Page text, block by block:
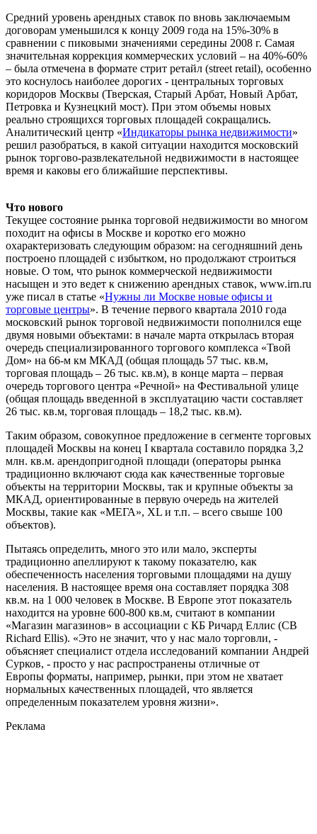
Средний уровень арендных ставок по вновь заключаемым
договорам уменьшился к концу 2009 года на 15%-30% в
сравнении с пиковыми значениями середины 2008 г. Самая
значительная коррекция коммерческих условий – на 40%-60%
– была отмечена в формате стрит ретайл (street retail), особенно
это коснулось наиболее дорогих - центральных торговых
коридоров Москвы (Тверская, Старый Арбат, Новый Арбат,
Петровка и Кузнецкий мост). При этом объемы новых
реально строящихся торговых площадей сокращались.
Аналитический центр «Индикаторы рынка недвижимости»
решил разобраться, в какой ситуации находится московский
рынок торгово-развлекательной недвижимости в настоящее
время и каковы его ближайшие перспективы.
Что нового
Текущее состояние рынка торговой недвижимости во многом
походит на офисы в Москве и коротко его можно
охарактеризовать следующим образом: на сегодняшний день
построено площадей с избытком, но продолжают строиться
новые. О том, что рынок коммерческой недвижимости
насыщен и это ведет к снижению арендных ставок, www.irn.ru
уже писал в статье «Нужны ли Москве новые офисы и
торговые центры». В течение первого квартала 2010 года
московский рынок торговой недвижимости пополнился еще
двумя новыми объектами: в начале марта открылась вторая
очередь специализированного торгового комплекса «Твой
Дом» на 66-м км МКАД (общая площадь 57 тыс. кв.м,
торговая площадь – 26 тыс. кв.м), в конце марта – первая
очередь торгового центра «Речной» на Фестивальной улице
(общая площадь введенной в эксплуатацию части составляет
26 тыс. кв.м, торговая площадь – 18,2 тыс. кв.м).
Таким образом, совокупное предложение в сегменте торговых
площадей Москвы на конец I квартала составило порядка 3,2
млн. кв.м. арендопригодной площади (операторы рынка
традиционно включают сюда как качественные торговые
объекты на территории Москвы, так и крупные объекты за
МКАД, ориентированные в первую очередь на жителей
Москвы, такие как «МЕГА», XL и т.п. – всего свыше 100
объектов).
Пытаясь определить, много это или мало, эксперты
традиционно апеллируют к такому показателю, как
обеспеченность населения торговыми площадями на душу
населения. В настоящее время она составляет порядка 308
кв.м. на 1 000 человек в Москве. В Европе этот показатель
находится на уровне 600-800 кв.м, считают в компании
«Магазин магазинов» в ассоциации с КБ Ричард Еллис (CB
Richard Ellis). «Это не значит, что у нас мало торговли, -
объясняет специалист отдела исследований компании Андрей
Сурков, - просто у нас распространены отличные от
Европы форматы, например, рынки, при этом не хватает
нормальных качественных площадей, что является
определенным показателем уровня жизни».
Реклама